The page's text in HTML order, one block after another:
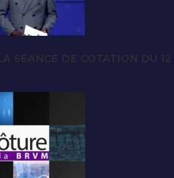
SÉANCE DE COTATION DU 12